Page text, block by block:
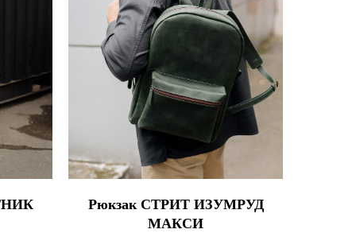
Рюкзак СТРИТ ИЗУМРУД
МАКСИ